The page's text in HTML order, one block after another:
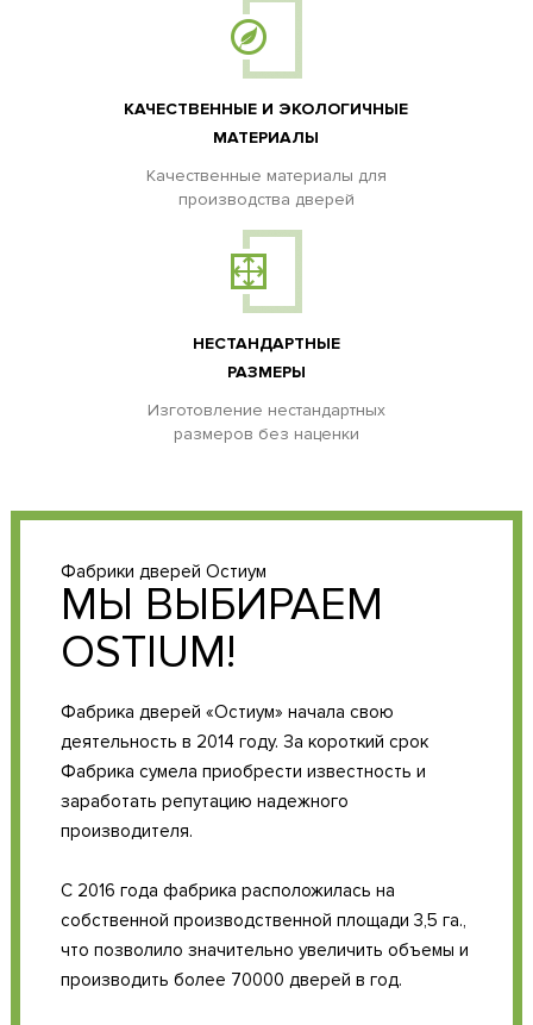
КАЧЕСТВЕННЫЕ И ЭКОЛОГИЧНЫЕ
МАТЕРИАЛЫ
Качественные материалы для
производства дверей
НЕСТАНДАРТНЫЕ
РАЗМЕРЫ
Изготовление нестандартных
размеров без наценки
Фабрики дверей Остиум
МЫ ВЫБИРАЕМ
OSTIUM!
Фабрика дверей «Остиум» начала свою
деятельность в 2014 году. За короткий срок
Фабрика сумела приобрести известность и
заработать репутацию надежного
производителя.
С 2016 года фабрика расположилась на
собственной производственной площади 3,5 га.,
что позволило значительно увеличить объемы и
производить более 70000 дверей в год.